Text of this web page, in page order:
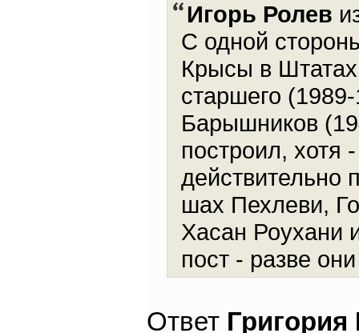
Игорь Ролев
С одной
Крысы в Штатах
старшего
Барышников
построил,
действительно
шах Пехлеви,
Хасан Роухани
пост - разве
Ответ